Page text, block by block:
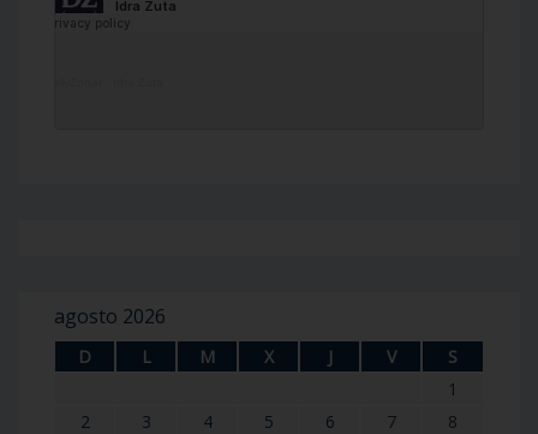
agosto 2026
D L M X J V
S
1
2
3 4 5 6 7
8